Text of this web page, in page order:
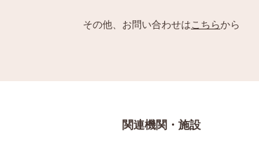
その他、お問い合わせはこちらから
関連機関・施設